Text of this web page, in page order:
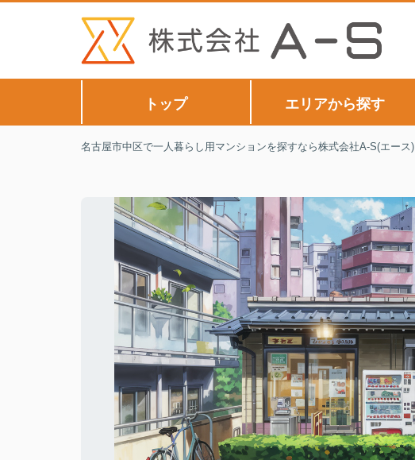
トップ エリアから探す
名古屋市中区で一人暮らし用マンションを探すなら株式会社A-S(エース)